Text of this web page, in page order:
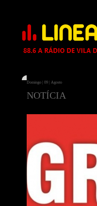
Domingo | 09 | Agosto
NOTÍCIA